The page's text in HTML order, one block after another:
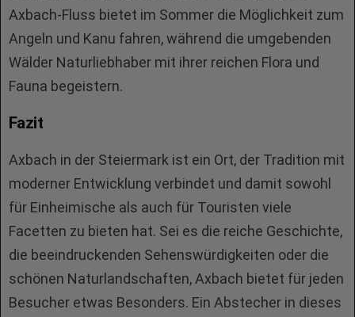
Axbach-Fluss bietet im Sommer die Möglichkeit zum
Angeln und Kanu fahren, während die umgebenden
Wälder Naturliebhaber mit ihrer reichen Flora und
Fauna begeistern.
Fazit
Axbach in der Steiermark ist ein Ort, der Tradition mit
moderner Entwicklung verbindet und damit sowohl
für Einheimische als auch für Touristen viele
Facetten zu bieten hat. Sei es die reiche Geschichte,
die beeindruckenden Sehenswürdigkeiten oder die
schönen Naturlandschaften, Axbach bietet für jeden
Besucher etwas Besonders. Ein Abstecher in dieses